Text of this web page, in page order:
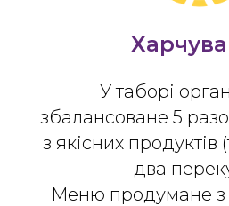
У таборі
збалансоване 5
з якісних продуктів
два
Меню продумане з